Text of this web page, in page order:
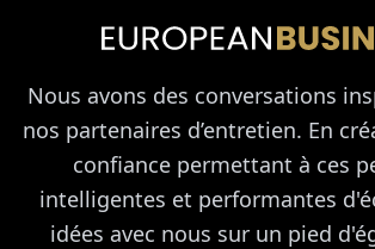
Nous avons des conversations
nos partenaires d’entretien. En
confiance permettant à ces
intelligentes et performantes
idées avec nous sur un pied